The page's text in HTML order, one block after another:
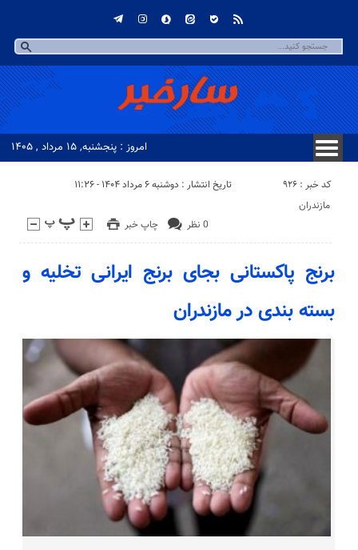
امروز : پنجشنبه, ۱۵ مرداد , ۱۴۰۵
کد خبر : 926 تاریخ انتشار : دوشنبه ۶ مرداد ۱۴۰۴ - ۱۱:۲۶
چاپ خبر 0 نظر
مازندران
برنج پاکستانی بجای برنج ایرانی تخلیه و
بسته بندی در مازندران